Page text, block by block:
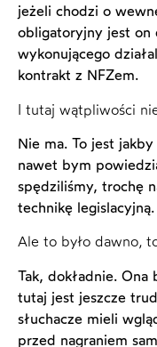
jeżeli chodzi o
obligatoryjny jest on
wykonującego
kontrakt z NFZem.
I tutaj wątpliwości
Nie ma. To jest
nawet bym
spędziliśmy, trochę
technikę legislacyjną.
Ale to było dawno,
Tak, dokładnie. Ona
tutaj jest jeszcze
słuchacze mieli
przed nagraniem